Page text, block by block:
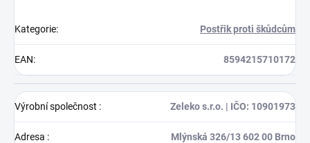
Kategorie: Postřik proti škůdcům
EAN: 8594215710172
Výrobní společnost : Zeleko s.r.o. | IČO: 10901973
Adresa : Mlýnská 326/13 602 00 Brno